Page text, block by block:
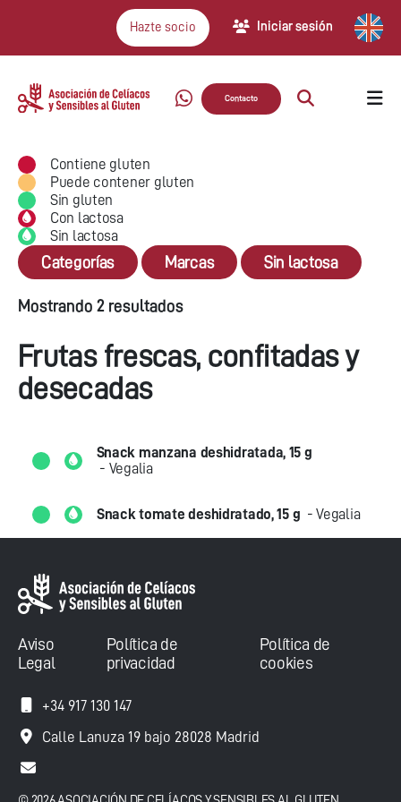
Hazte socio Iniciar sesión
Contacto
Contiene gluten
Puede contener gluten
Sin gluten
Con lactosa
Sin lactosa
Categorías Marcas Sin lactosa
Mostrando 2 resultados
Frutas frescas, confitadas y
desecadas
Snack manzana deshidratada, 15 g
- Vegalia
Snack tomate deshidratado, 15 g - Vegalia
Aviso
Legal
Política de
privacidad
Política de
cookies
+34 917 130 147
Calle Lanuza 19 bajo 28028 Madrid